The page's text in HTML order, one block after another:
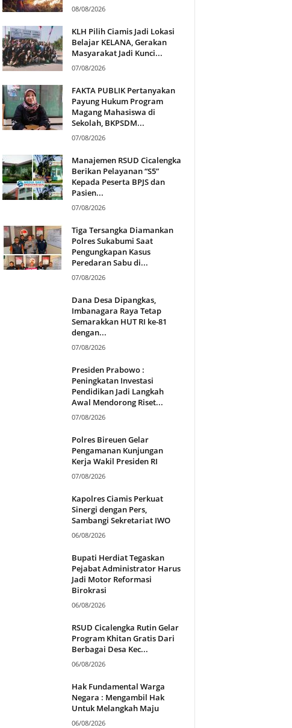
08/08/2026
KLH Pilih Ciamis Jadi Lokasi
Belajar KELANA, Gerakan
Masyarakat Jadi Kunci...
07/08/2026
FAKTA PUBLIK Pertanyakan
Payung Hukum Program
Magang Mahasiswa di
Sekolah, BKPSDM...
07/08/2026
Manajemen RSUD Cicalengka
Berikan Pelayanan “S5”
Kepada Peserta BPJS dan
Pasien...
07/08/2026
Tiga Tersangka Diamankan
Polres Sukabumi Saat
Pengungkapan Kasus
Peredaran Sabu di...
07/08/2026
Dana Desa Dipangkas,
Imbanagara Raya Tetap
Semarakkan HUT RI ke-81
dengan...
07/08/2026
Presiden Prabowo :
Peningkatan Investasi
Pendidikan Jadi Langkah
Awal Mendorong Riset...
07/08/2026
Polres Bireuen Gelar
Pengamanan Kunjungan
Kerja Wakil Presiden RI
07/08/2026
Kapolres Ciamis Perkuat
Sinergi dengan Pers,
Sambangi Sekretariat IWO
06/08/2026
Bupati Herdiat Tegaskan
Pejabat Administrator Harus
Jadi Motor Reformasi
Birokrasi
06/08/2026
RSUD Cicalengka Rutin Gelar
Program Khitan Gratis Dari
Berbagai Desa Kec...
06/08/2026
Hak Fundamental Warga
Negara : Mengambil Hak
Untuk Melangkah Maju
06/08/2026